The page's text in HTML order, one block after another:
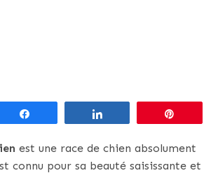
est une race de chien absolument
connu pour sa beauté saisissante et